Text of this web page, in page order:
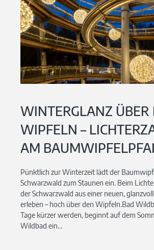
WINTERGLANZ ÜBER
WIPFELN –
AM
Pünktlich zur Winterzeit lädt der
Schwarzwald zum Staunen ein. Beim
der Schwarzwald aus einer neuen,
erleben – hoch über den Wipfeln.Bad
Tage kürzer werden, beginnt auf dem
Wildbad ein...